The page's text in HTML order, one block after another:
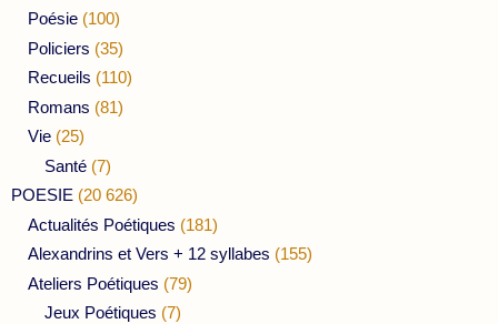
Poésie (100)
Policiers (35)
Recueils (110)
Romans (81)
Vie (25)
Santé (7)
POESIE (20 626)
Actualités Poétiques (181)
Alexandrins et Vers + 12 syllabes (155)
Ateliers Poétiques (79)
Jeux Poétiques (7)